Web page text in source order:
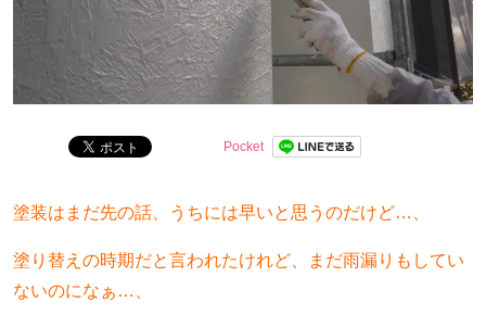
Pocket
塗装はまだ先の話、うちには早いと思うのだけど…、
塗り替えの時期だと言われたけれど、まだ雨漏りもしてい
ないのになぁ…、